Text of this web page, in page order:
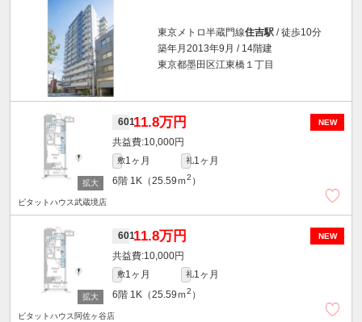
東京メトロ半蔵門線住吉駅 / 徒歩10分
築年月2013年9月 / 14階建
東京都墨田区江東橋１丁目
NEW
60111.8万円
10,000円
敷1ヶ月 礼1ヶ月
6階 1K（25.59ｍ2 ）
ピタットハウス武蔵境店
NEW
60111.8万円
10,000円
敷1ヶ月 礼1ヶ月
6階 1K（25.59ｍ2 ）
ピタットハウス阿佐ヶ谷店